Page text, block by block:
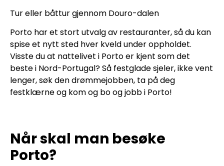
Tur eller båttur gjennom Douro-dalen
Porto har et stort utvalg av restauranter, så du kan
spise et nytt sted hver kveld under oppholdet.
Visste du at nattelivet i Porto er kjent som det
beste i Nord-Portugal? Så festglade sjeler, ikke vent
lenger, søk den drømmejobben, ta på deg
festklærne og kom og bo og jobb i Porto!
Når skal man besøke
Porto?